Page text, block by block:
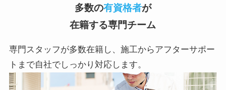
多数の有資格者が
在籍する専門チーム
専門スタッフが多数在籍し、施工からアフターサポー
トまで自社でしっかり対応します。